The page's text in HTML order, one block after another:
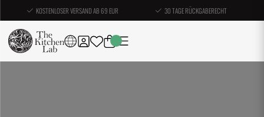
KOSTENLOSER VERSAND AB 69 EUR 30 TAGE RÜCKGABERECHT